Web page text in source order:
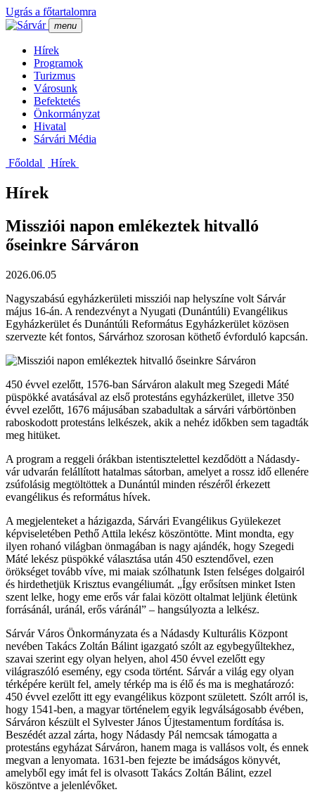
Ugrás a főtartalomra
menu
Hí­rek
Programok
Turizmus
Városunk
Befektetés
Önkormányzat
Hivatal
Sárvári Média
Főoldal
Hí­rek
Hírek
Missziói napon emlékeztek hitvalló
őseinkre Sárváron
2026.06.05
Nagyszabású egyházkerületi missziói nap helyszíne volt Sárvár
május 16-án. A rendezvényt a Nyugati (Dunántúli) Evangélikus
Egyházkerület és Dunántúli Református Egyházkerület közösen
szervezte két fontos, Sárvárhoz szorosan köthető évforduló kapcsán.
450 évvel ezelőtt, 1576-ban Sárváron alakult meg Szegedi Máté
püspökké avatásával az első protestáns egyházkerület, illetve 350
évvel ezelőtt, 1676 májusában szabadultak a sárvári várbörtönben
raboskodott protestáns lelkészek, akik a nehéz időkben sem tagadták
meg hitüket.
A program a reggeli órákban istentisztelettel kezdődött a Nádasdy-
vár udvarán felállított hatalmas sátorban, amelyet a rossz idő ellenére
zsúfolásig megtöltöttek a Dunántúl minden részéről érkezett
evangélikus és református hívek.
A megjelenteket a házigazda, Sárvári Evangélikus Gyülekezet
képviseletében Pethő Attila lekész köszöntötte. Mint mondta, egy
ilyen rohanó világban önmagában is nagy ajándék, hogy Szegedi
Máté lekész püspökké választása után 450 esztendővel, ezen
örökséget tovább víve, mi maiak szólhatunk Isten felséges dolgairól
és hirdethetjük Krisztus evangéliumát. „Így erősítsen minket Isten
szent lelke, hogy eme erős vár falai között oltalmat leljünk életünk
forrásánál, uránál, erős váránál” – hangsúlyozta a lelkész.
Sárvár Város Önkormányzata és a Nádasdy Kulturális Központ
nevében Takács Zoltán Bálint igazgató szólt az egybegyűltekhez,
szavai szerint egy olyan helyen, ahol 450 évvel ezelőtt egy
világraszóló esemény, egy csoda történt. Sárvár a világ egy olyan
térképére került fel, amely térkép ma is élő és ma is meghatározó:
450 évvel ezelőtt itt egy evangélikus központ született. Szólt arról is,
hogy 1541-ben, a magyar történelem egyik legválságosabb évében,
Sárváron készült el Sylvester János Újtestamentum fordítása is.
Beszédét azzal zárta, hogy Nádasdy Pál nemcsak támogatta a
protestáns egyházat Sárváron, hanem maga is vallásos volt, és ennek
megvan a lenyomata. 1631-ben fejezte be imádságos könyvét,
amelyből egy imát fel is olvasott Takács Zoltán Bálint, ezzel
köszöntve a jelenlévőket.